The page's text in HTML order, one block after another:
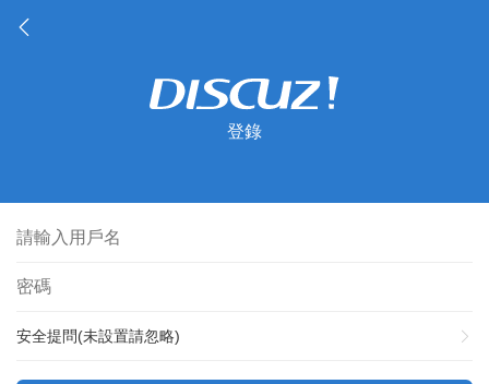
登錄
安全提問(未設置請忽略)